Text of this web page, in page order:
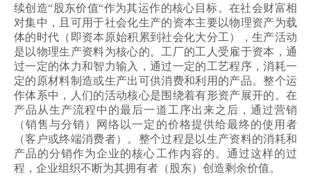
续创造“股东价值“作为其运作的核心目标。在社会财富相
对集中，且可用于社会化生产的资本主要以物理资产为载
体的时代（即资本原始积累到社会化大分工），生产活动
是以物理生产资料为核心的。工厂的工人受雇于资本，通
过一定的体力和智力输入，通过一定的工艺程序，消耗一
定的原材料制造或生产出可供消费和利用的产品。整个运
作体系中，人们的活动核心是围绕着有形资产展开的。在
产品从生产流程中的最后一道工序出来之后，通过营销
（销售与分销）网络以一定的价格提供给最终的使用者
（客户或终端消费者）。整个过程是以生产资料的消耗和
产品的分销作为企业的核心工作内容的。通过这样的过
程，企业组织不断为其拥有者（股东）创造剩余价值。